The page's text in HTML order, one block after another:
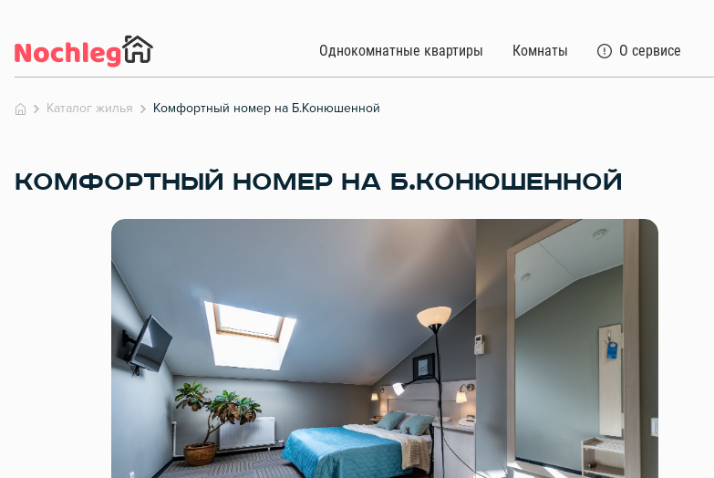
Однокомнатные квартиры Комнаты О сервисе
Каталог жилья Комфортный номер на Б.Конюшенной
КОМФОРТНЫЙ НОМЕР НА Б.КОНЮШЕННОЙ